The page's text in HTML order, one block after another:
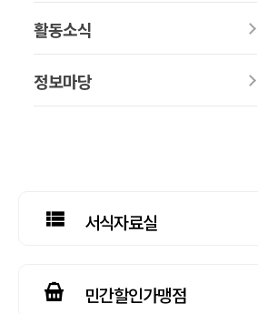
활동소식
정보마당
서식자료실
민간할인가맹점